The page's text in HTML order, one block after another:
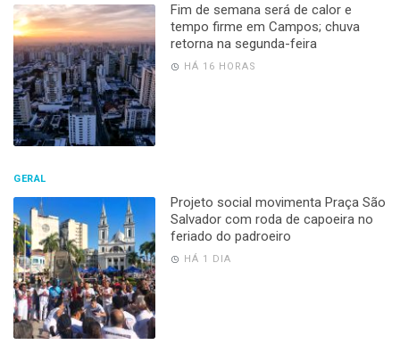
Fim de semana será de calor e
tempo firme em Campos; chuva
retorna na segunda-feira
HÁ 16 HORAS
GERAL
Projeto social movimenta Praça São
Salvador com roda de capoeira no
feriado do padroeiro
HÁ 1 DIA